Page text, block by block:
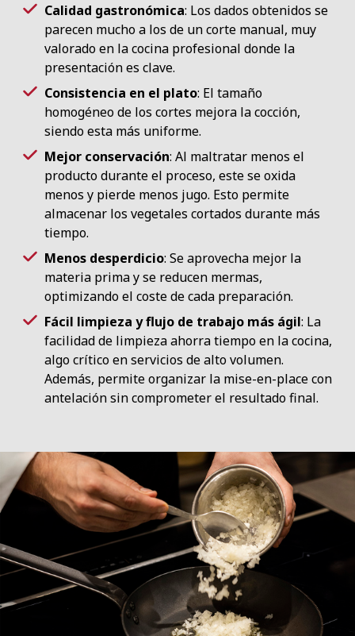
Calidad gastronómica: Los dados obtenidos se
parecen mucho a los de un corte manual, muy
valorado en la cocina profesional donde la
presentación es clave.
Consistencia en el plato: El tamaño
homogéneo de los cortes mejora la cocción,
siendo esta más uniforme.
Mejor conservación: Al maltratar menos el
producto durante el proceso, este se oxida
menos y pierde menos jugo. Esto permite
almacenar los vegetales cortados durante más
tiempo.
Menos desperdicio: Se aprovecha mejor la
materia prima y se reducen mermas,
optimizando el coste de cada preparación.
Fácil limpieza y flujo de trabajo más ágil: La
facilidad de limpieza ahorra tiempo en la cocina,
algo crítico en servicios de alto volumen.
Además, permite organizar la mise-en-place con
antelación sin comprometer el resultado final.